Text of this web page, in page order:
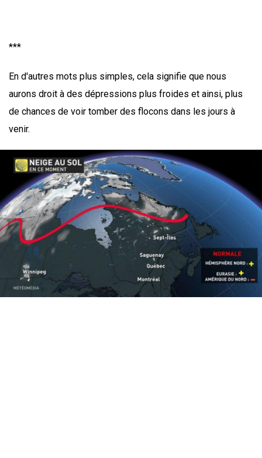
***
En d'autres mots plus simples, cela signifie que nous
aurons droit à des dépressions plus froides et ainsi, plus
de chances de voir tomber des flocons dans les jours à
venir.